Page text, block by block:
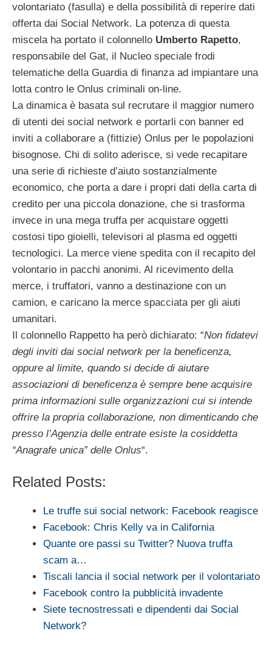
volontariato (fasulla) e della possibilità di reperire dati
offerta dai Social Network. La potenza di questa
miscela ha portato il colonnello Umberto Rapetto,
responsabile del Gat, il Nucleo speciale frodi
telematiche della Guardia di finanza ad impiantare una
lotta contro le Onlus criminali on-line.
La dinamica è basata sul recrutare il maggior numero
di utenti dei social network e portarli con banner ed
inviti a collaborare a (fittizie) Onlus per le popolazioni
bisognose. Chi di solito aderisce, si vede recapitare
una serie di richieste d’aiuto sostanzialmente
economico, che porta a dare i propri dati della carta di
credito per una piccola donazione, che si trasforma
invece in una mega truffa per acquistare oggetti
costosi tipo gioielli, televisori al plasma ed oggetti
tecnologici. La merce viene spedita con il recapito del
volontario in pacchi anonimi. Al ricevimento della
merce, i truffatori, vanno a destinazione con un
camion, e caricano la merce spacciata per gli aiuti
umanitari.
Il colonnello Rappetto ha però dichiarato: “Non fidatevi
degli inviti dai social network per la beneficenza,
oppure al limite, quando si decide di aiutare
associazioni di beneficenza è sempre bene acquisire
prima informazioni sulle organizzazioni cui si intende
offrire la propria collaborazione, non dimenticando che
presso l’Agenzia delle entrate esiste la cosiddetta
“Anagrafe unica” delle Onlus“.
Related Posts:
Le truffe sui social network: Facebook reagisce
Facebook: Chris Kelly va in California
Quante ore passi su Twitter? Nuova truffa
scam a…
Tiscali lancia il social network per il volontariato
Facebook contro la pubblicità invadente
Siete tecnostressati e dipendenti dai Social
Network?